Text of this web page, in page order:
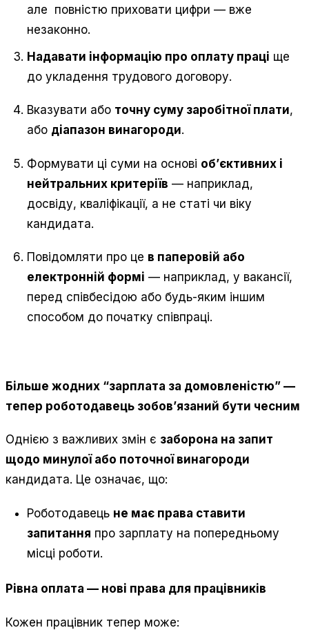
але повністю приховати цифри — вже
незаконно.
Надавати інформацію про оплату праці ще
до укладення трудового договору.
Вказувати або точну суму заробітної плати,
або діапазон винагороди.
Формувати ці суми на основі об’єктивних і
нейтральних критеріїв — наприклад,
досвіду, кваліфікації, а не статі чи віку
кандидата.
Повідомляти про це в паперовій або
електронній формі — наприклад, у вакансії,
перед співбесідою або будь-яким іншим
способом до початку співпраці.
Більше жодних “зарплата за домовленістю” —
тепер роботодавець зобов’язаний бути чесним
Однією з важливих змін є заборона на запит
щодо минулої або поточної винагороди
кандидата. Це означає, що:
Роботодавець не має права ставити
запитання про зарплату на попередньому
місці роботи.
Рівна оплата — нові права для працівників
Кожен працівник тепер може: